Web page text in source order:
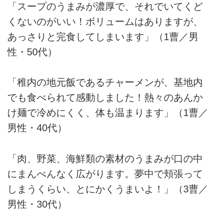
「スープのうまみが濃厚で、それでいてくど
くないのがいい！ボリュームはありますが、
あっさりと完食してしまいます」（1曹／男
性・50代）
「稚内の地元飯であるチャーメンが、基地内
でも食べられて感動しました！熱々のあんか
け麺で冷めにくく、体も温まります」（1曹／
男性・40代）
「肉、野菜、海鮮類の素材のうまみが口の中
にまんべんなく広がります。夢中で頬張って
しまうくらい、とにかくうまいよ！」（3曹／
男性・30代）